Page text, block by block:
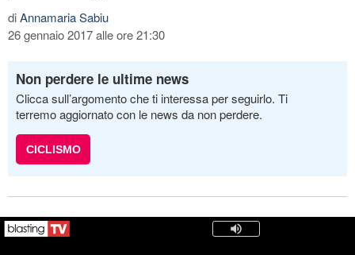
diAnnamaria Sabiu
26 gennaio 2017 alle ore 21:30
Non perdere le ultime news
Clicca sull’argomento che ti interessa per seguirlo. Ti
terremo aggiornato con le news da non perdere.
CICLISMO